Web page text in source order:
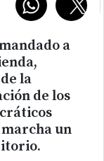
a
la
de los
un